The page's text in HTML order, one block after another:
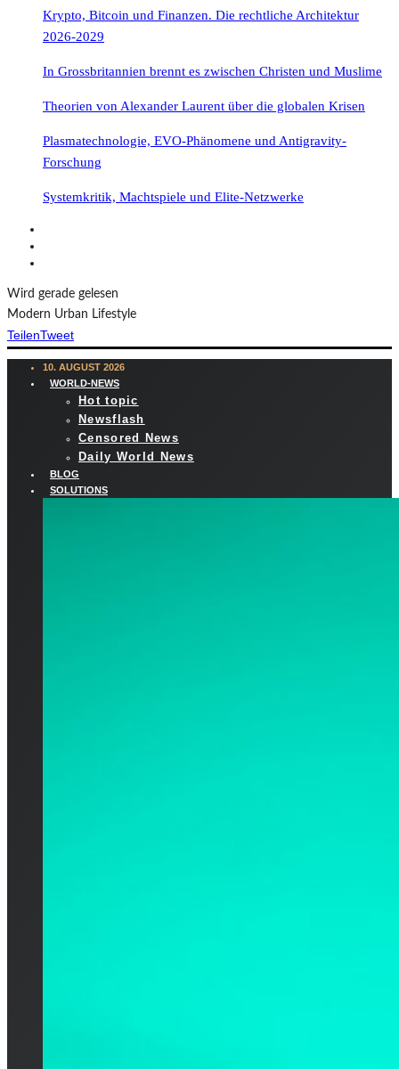
Krypto, Bitcoin und Finanzen. Die rechtliche Architektur
2026-2029
In Grossbritannien brennt es zwischen Christen und Muslime
Theorien von Alexander Laurent über die globalen Krisen
Plasmatechnologie, EVO-Phänomene und Antigravity-
Forschung
Systemkritik, Machtspiele und Elite-Netzwerke
Wird gerade gelesen
Modern Urban Lifestyle
TeilenTweet
10. AUGUST 2026
WORLD-NEWS
Hot topic
Newsflash
Censored News
Daily World News
BLOG
SOLUTIONS